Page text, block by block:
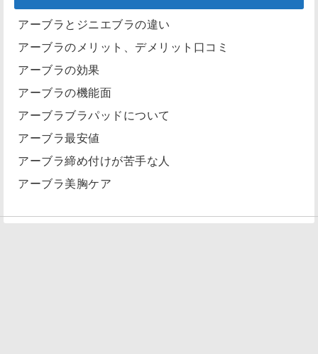
アーブラとジニエブラの違い
アーブラのメリット、デメリット口コミ
アーブラの効果
アーブラの機能面
アーブラブラパッドについて
アーブラ最安値
アーブラ締め付けが苦手な人
アーブラ美胸ケア